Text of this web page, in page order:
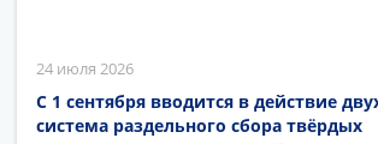
24 июля 2026
С 1 сентября вводится в действие
система раздельного сбора твёрдых